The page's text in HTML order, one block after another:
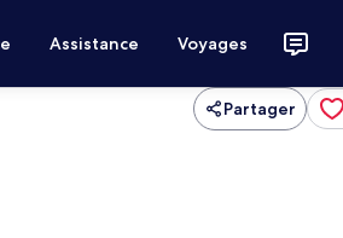
Assistance Voyages
Partager